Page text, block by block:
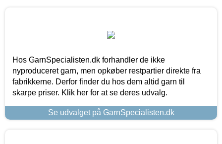
Hos GarnSpecialisten.dk forhandler de ikke
nyproduceret garn, men opkøber restpartier direkte fra
fabrikkerne. Derfor finder du hos dem altid garn til
skarpe priser. Klik her for at se deres udvalg.
Se udvalget på GarnSpecialisten.dk